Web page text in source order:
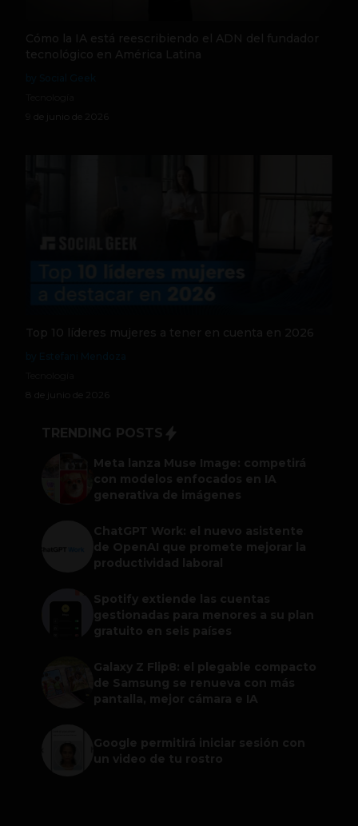
Cómo la IA está reescribiendo el ADN del fundador
tecnológico en América Latina
9 de junio de 2026
Top 10 líderes mujeres a tener en cuenta en 2026
8 de junio de 2026
TRENDING POSTS
Meta lanza Muse Image: competirá
con modelos enfocados en IA
generativa de imágenes
ChatGPT Work: el nuevo asistente
de OpenAI que promete mejorar la
productividad laboral
Spotify extiende las cuentas
gestionadas para menores a su plan
gratuito en seis países
Galaxy Z Flip8: el plegable compacto
de Samsung se renueva con más
pantalla, mejor cámara e IA
Google permitirá iniciar sesión con
un video de tu rostro